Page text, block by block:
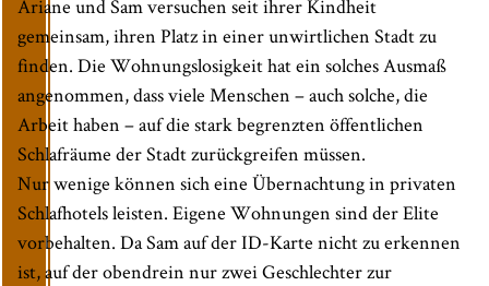
Ariane und Sam versuchen seit ihrer Kindheit
gemeinsam, ihren Platz in einer unwirtlichen Stadt zu
finden. Die Wohnungslosigkeit hat ein solches Ausmaß
angenommen, dass viele Menschen – auch solche, die
Arbeit haben – auf die stark begrenzten öffentlichen
Schlafräume der Stadt zurückgreifen müssen.
Nur wenige können sich eine Übernachtung in privaten
Schlafhotels leisten. Eigene Wohnungen sind der Elite
vorbehalten. Da Sam auf der ID-Karte nicht zu erkennen
ist, auf der obendrein nur zwei Geschlechter zur